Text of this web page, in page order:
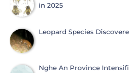
in 2025
Leopard Species
Nghe An Province